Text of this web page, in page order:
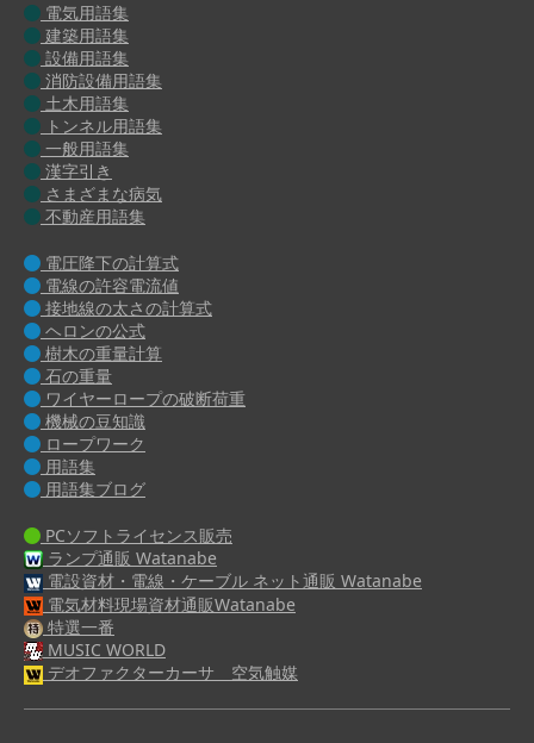
電気用語集
建築用語集
設備用語集
消防設備用語集
土木用語集
トンネル用語集
一般用語集
漢字引き
さまざまな病気
不動産用語集
電圧降下の計算式
電線の許容電流値
接地線の太さの計算式
ヘロンの公式
樹木の重量計算
石の重量
ワイヤーロープの破断荷重
機械の豆知識
ロープワーク
用語集
用語集ブログ
PCソフトライセンス販売
ランプ通販 Watanabe
電設資材・電線・ケーブル ネット通販 Watanabe
電気材料現場資材通販Watanabe
特選一番
MUSIC WORLD
デオファクターカーサ 空気触媒